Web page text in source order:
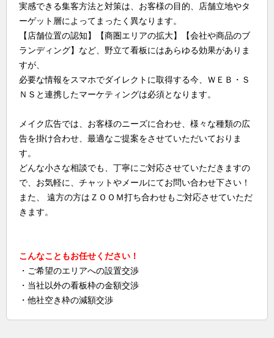
実感できる集客方法と対策は、お客様の目的、店舗立地やタ
ーゲット層によってまったく異なります。
【店舗位置の認知】【商圏エリアの拡大】【会社や商品のブ
ランディング】など、野立て看板にはあらゆる効果がありま
すが、
必要な情報をスマホでダイレクトに取得する今、ＷＥＢ・Ｓ
ＮＳと連携したマーケティングは必須となります。
メイク広告では、お客様のニーズに合わせ、様々な種類の広
告を掛け合わせ、最適なご提案をさせていただいておりま
す。
どんな小さな相談でも、丁寧にご対応させていただきますの
で、お気軽に、チャットやメールにてお問い合わせ下さい！
また、 遠方の方はＺＯＯＭ打ち合わせもご対応させていただ
きます。
こんなこともお任せください！
・ご希望のエリアへの設置交渉
・当社以外の看板枠の金額交渉
・他社空き枠の減額交渉